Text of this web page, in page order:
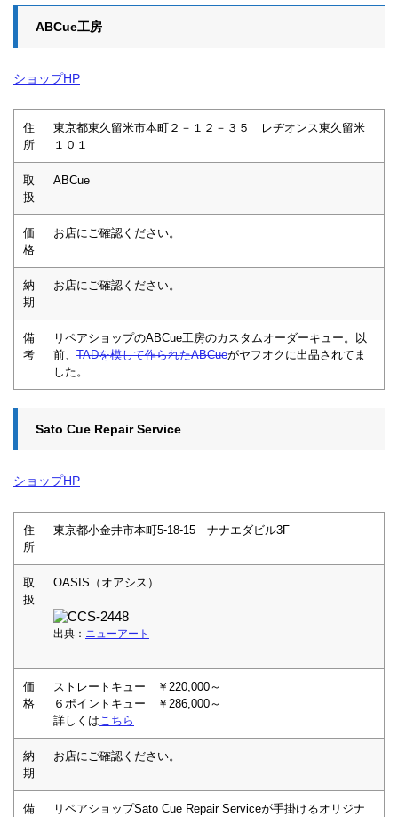
ABCue工房
ショップHP
住
所
東京都東久留米市本町２－１２－３５ レヂオンス東久留米
１０１
取
扱
ABCue
価
格
お店にご確認ください。
納
期
お店にご確認ください。
備
考
リペアショップのABCue工房のカスタムオーダーキュー。以
前、 TADを模して作られたABCueがヤフオクに出品されてま
した。
Sato Cue Repair Service
ショップHP
住
所
東京都小金井市本町5-18-15 ナナエダビル3F
取
扱
OASIS（オアシス）
出典： ニューアート
価
格
ストレートキュー ￥220,000～
６ポイントキュー ￥286,000～
詳しくはこちら
納
期
お店にご確認ください。
備
リペアショップSato Cue Repair Serviceが手掛けるオリジナ